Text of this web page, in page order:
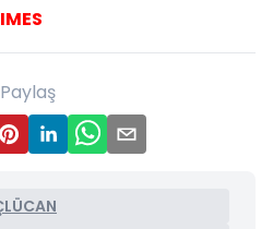
Paylaş